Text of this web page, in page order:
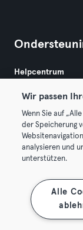
Helpcentrum
Algemene
Membership
Wir passen
Wenn Sie auf
der Speicherung
analysieren und
unterstützen.
Alle